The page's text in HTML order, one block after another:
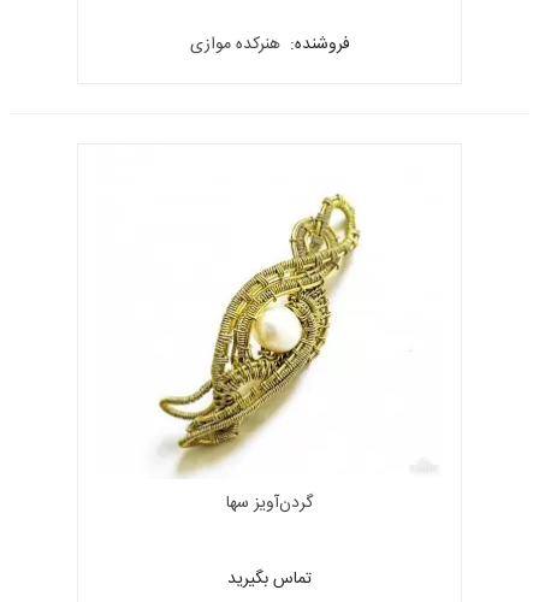
فروشنده: هنرکده موازی
گردن‌آویز سها
تماس بگیرید